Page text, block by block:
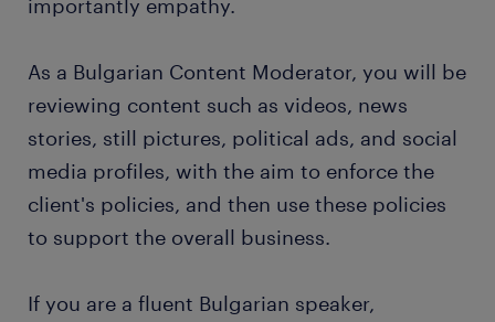
importantly empathy.
As a Bulgarian Content Moderator, you will be
reviewing content such as videos, news
stories, still pictures, political ads, and social
media profiles, with the aim to enforce the
client's policies, and then use these policies
to support the overall business.
If you are a fluent Bulgarian speaker,